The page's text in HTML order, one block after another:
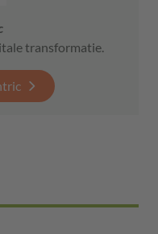
transformatie.